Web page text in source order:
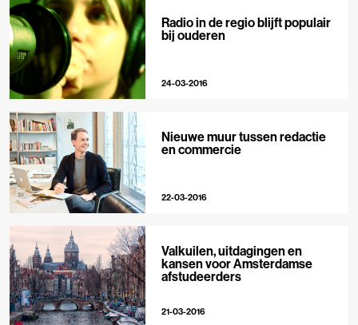
Radio in de regio blijft populair
bij ouderen
24-03-2016
Nieuwe muur tussen redactie
en commercie
22-03-2016
Valkuilen, uitdagingen en
kansen voor Amsterdamse
afstudeerders
21-03-2016